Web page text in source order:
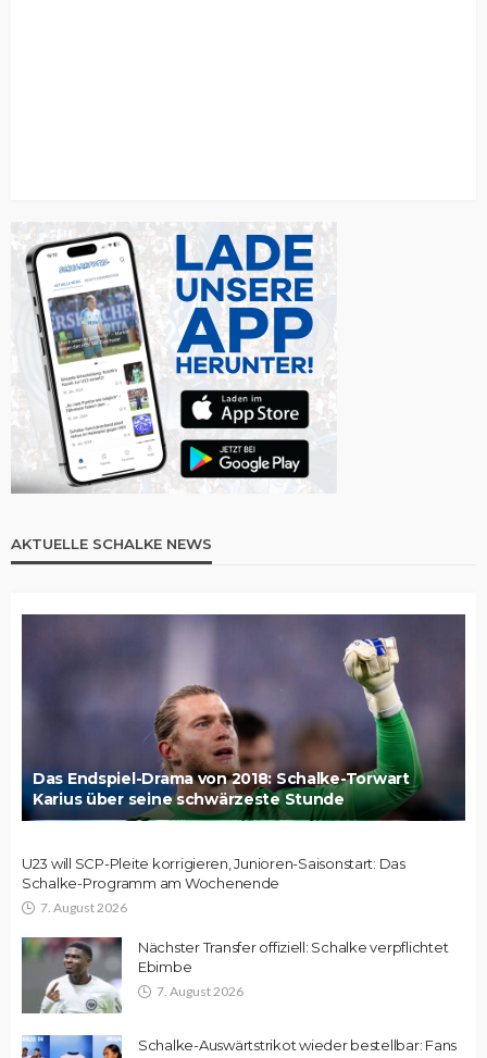
AKTUELLE SCHALKE NEWS
Das Endspiel-Drama von 2018: Schalke-Torwart
Karius über seine schwärzeste Stunde
U23 will SCP-Pleite korrigieren, Junioren-Saisonstart: Das
Schalke-Programm am Wochenende
7. August 2026
Nächster Transfer offiziell: Schalke verpflichtet
Ebimbe
7. August 2026
Schalke-Auswärtstrikot wieder bestellbar: Fans